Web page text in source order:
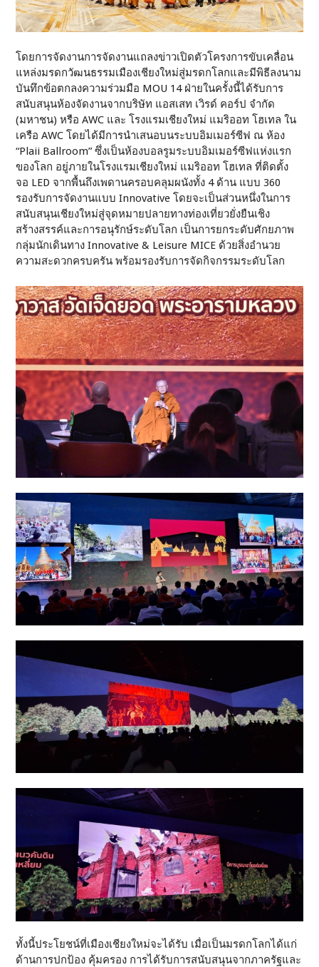
โดยการจัดงานการจัดงานแถลงข่าวเปิดตัวโครงการขับเคลื่อน
แหล่งมรดกวัฒนธรรมเมืองเชียงใหม่สู่มรดกโลกและมีพิธีลงนาม
บันทึกข้อตกลงความร่วมมือ MOU 14 ฝ่ายในครั้งนี้ได้รับการ
สนับสนุนห้องจัดงานจากบริษัท แอสเสท เวิรด์ คอร์ป จํากัด
(มหาชน) หรือ AWC และ โรงแรมเชียงใหม่ แมริออท โฮเทล ใน
เครือ AWC โดยได้มีการนำเสนอบนระบบอิมเมอร์ซีฟ ณ ห้อง
“Plaii Ballroom” ซึ่งเป็นห้องบอลรูมระบบอิมเมอร์ซีฟแห่งแรก
ของโลก อยู่ภายในโรงแรมเชียงใหม่ แมริออท โฮเทล ที่ติดตั้ง
จอ LED จากพื้นถึงเพดานครอบคลุมผนังทั้ง 4 ด้าน แบบ 360
รองรับการจัดงานแบบ Innovative โดยจะเป็นส่วนหนึ่งในการ
สนับสนุนเชียงใหม่สู่จุดหมายปลายทางท่องเที่ยวยั่งยืนเชิง
สร้างสรรค์และการอนุรักษ์ระดับโลก เป็นการยกระดับศักยภาพ
กลุ่มนักเดินทาง Innovative & Leisure MICE ด้วยสิ่งอำนวย
ความสะดวกครบครัน พร้อมรองรับการจัดกิจกรรมระดับโลก
ทั้งนี้ประโยชน์ที่เมืองเชียงใหม่จะได้รับ เมื่อเป็นมรดกโลกได้แก่
ด้านการปกป้อง คุ้มครอง การได้รับการสนับสนุนจากภาครัฐและ